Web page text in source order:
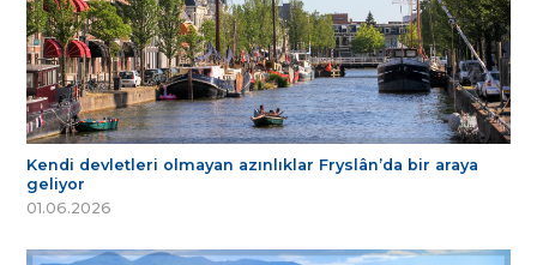
Kendi devletleri olmayan azınlıklar Fryslân’da bir araya
geliyor
01.06.2026